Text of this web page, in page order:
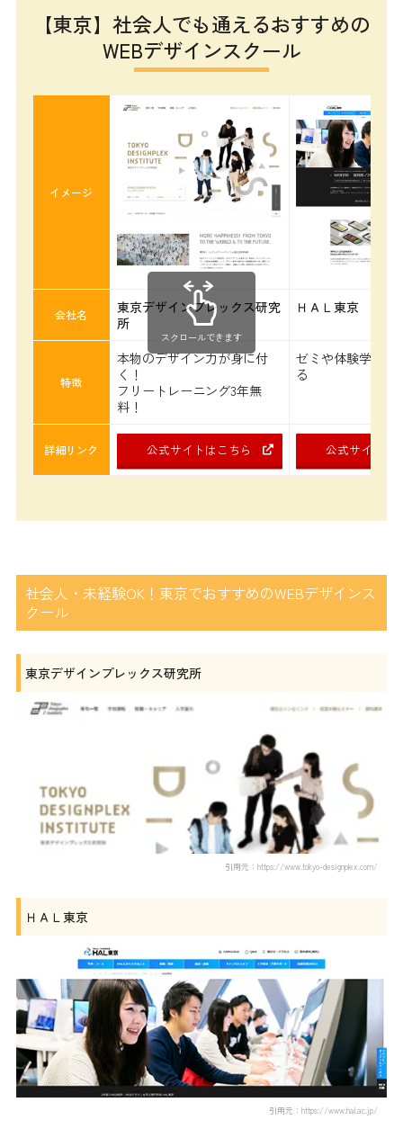
【東京】社会人でも通えるおすすめの
WEBデザインスクール
イメージ
会社名
東京デザインプレックス研究
所
ＨＡＬ東京
特徴
本物のデザイン力が身に付
く！
フリートレーニング3年無
料！
ゼミや体験学習が
る
詳細リンク 公式サイトはこちら 公式サイトは
スクロールできます
社会人・未経験OK！東京でおすすめのWEBデザインス
クール
東京デザインプレックス研究所
引用元：https://www.tokyo-designplex.com/
ＨＡＬ東京
引用元：https://www.hal.ac.jp/